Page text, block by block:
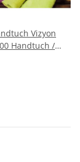
Vizyon
Handtuch /